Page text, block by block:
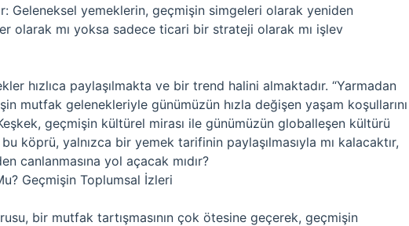
Geleneksel yemeklerin, geçmişin simgeleri olarak yeniden
olarak mı yoksa sadece ticari bir strateji olarak mı işlev
hızlıca paylaşılmakta ve bir trend halini almaktadır. “Yarmadan
mutfak gelenekleriyle günümüzün hızla değişen yaşam koşullarını
geçmişin kültürel mirası ile günümüzün globalleşen kültürü
köprü, yalnızca bir yemek tarifinin paylaşılmasıyla mı kalacaktır,
canlanmasına yol açacak mıdır?
Geçmişin Toplumsal İzleri
bir mutfak tartışmasının çok ötesine geçerek, geçmişin